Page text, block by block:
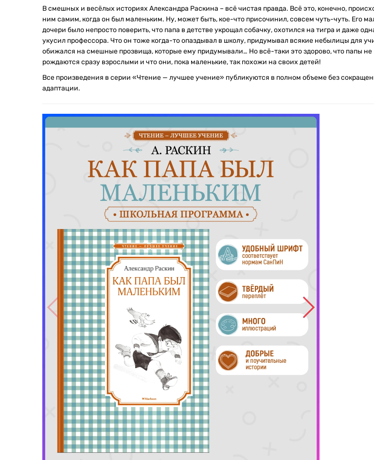
В смешных и весёлых историях Александра Раскина – всё чистая правда. Всё это, конечно,
ним самим, когда он был маленьким. Ну, может быть, кое-что присочинил, совсем чуть-чуть. Его
дочери было непросто поверить, что папа в детстве укрощал собачку, охотился на тигра и даже
укусил профессора. Что он тоже когда-то опаздывал в школу, придумывал всякие небылицы для
обижался на смешные прозвища, которые ему придумывали… Но всё-таки это здорово, что папы не
рождаются сразу взрослыми и что они, пока маленькие, так похожи на своих детей!
Все произведения в серии «Чтение — лучшее учение» публикуются в полном объеме без
адаптации.